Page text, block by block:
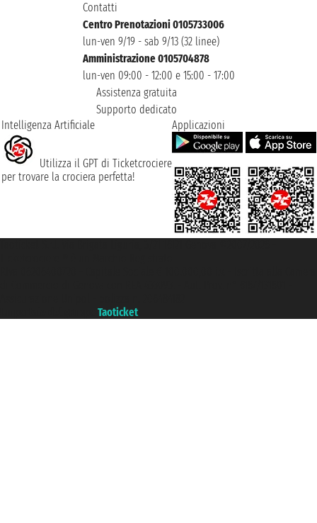
Contatti
Centro Prenotazioni 0105733006
lun-ven 9/19 - sab 9/13 (32 linee)
Amministrazione 0105704878
lun-ven 09:00 - 12:00 e 15:00 - 17:00
Assistenza gratuita
Supporto dedicato
Intelligenza Artificiale
Utilizza il GPT di Ticketcrociere
per trovare la crociera perfetta!
Applicazioni
Taoticket